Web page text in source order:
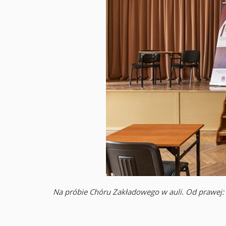
Na próbie Chóru Zakładowego w auli. Od